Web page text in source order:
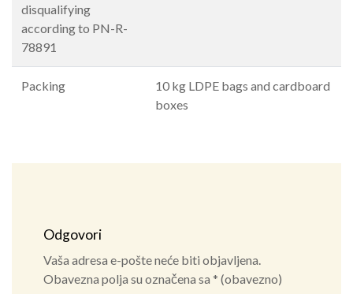
disqualifying
according to PN-R-
78891
Packing
10 kg LDPE bags and cardboard
boxes
Odgovori
Vaša adresa e-pošte neće biti objavljena.
Obavezna polja su označena sa * (obavezno)